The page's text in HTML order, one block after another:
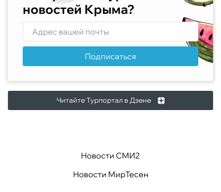
новостей Крыма?
Подписаться
Читайте Турпортал в Дзене
Новости СМИ2
Новости МирТесен